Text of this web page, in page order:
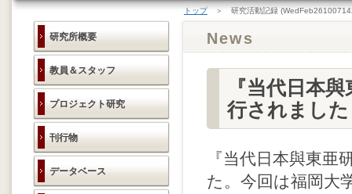
研究所概要
教員＆スタッフ
プロジェクト研究
刊行物
データベース
トップ＞ 研究活動記録
News
『当代日本
行されました
『当代日本與東
た。今回は福岡大